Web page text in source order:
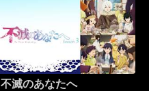
不滅のあなたへ